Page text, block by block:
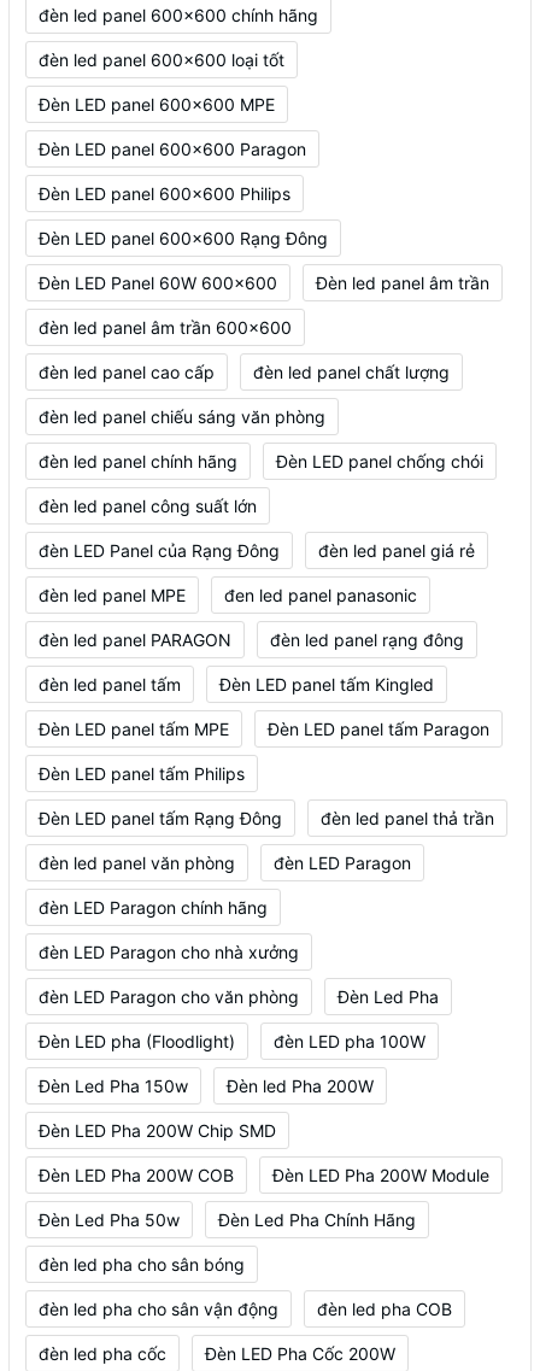
đèn led panel 600x600 chính hãng
đèn led panel 600x600 loại tốt
Đèn LED panel 600x600 MPE
Đèn LED panel 600x600 Paragon
Đèn LED panel 600x600 Philips
Đèn LED panel 600x600 Rạng Đông
Đèn LED Panel 60W 600x600 Đèn led panel âm trần
đèn led panel âm trần 600x600
đèn led panel cao cấp đèn led panel chất lượng
đèn led panel chiếu sáng văn phòng
đèn led panel chính hãng Đèn LED panel chống chói
đèn led panel công suất lớn
đèn LED Panel của Rạng Đông đèn led panel giá rẻ
đèn led panel MPE đen led panel panasonic
đèn led panel PARAGON đèn led panel rạng đông
đèn led panel tấm Đèn LED panel tấm Kingled
Đèn LED panel tấm MPE Đèn LED panel tấm Paragon
Đèn LED panel tấm Philips
Đèn LED panel tấm Rạng Đông đèn led panel thả trần
đèn led panel văn phòng đèn LED Paragon
đèn LED Paragon chính hãng
đèn LED Paragon cho nhà xưởng
đèn LED Paragon cho văn phòng Đèn Led Pha
Đèn LED pha (Floodlight) đèn LED pha 100W
Đèn Led Pha 150w Đèn led Pha 200W
Đèn LED Pha 200W Chip SMD
Đèn LED Pha 200W COB Đèn LED Pha 200W Module
Đèn Led Pha 50w Đèn Led Pha Chính Hãng
đèn led pha cho sân bóng
đèn led pha cho sân vận động đèn led pha COB
đèn led pha cốc Đèn LED Pha Cốc 200W